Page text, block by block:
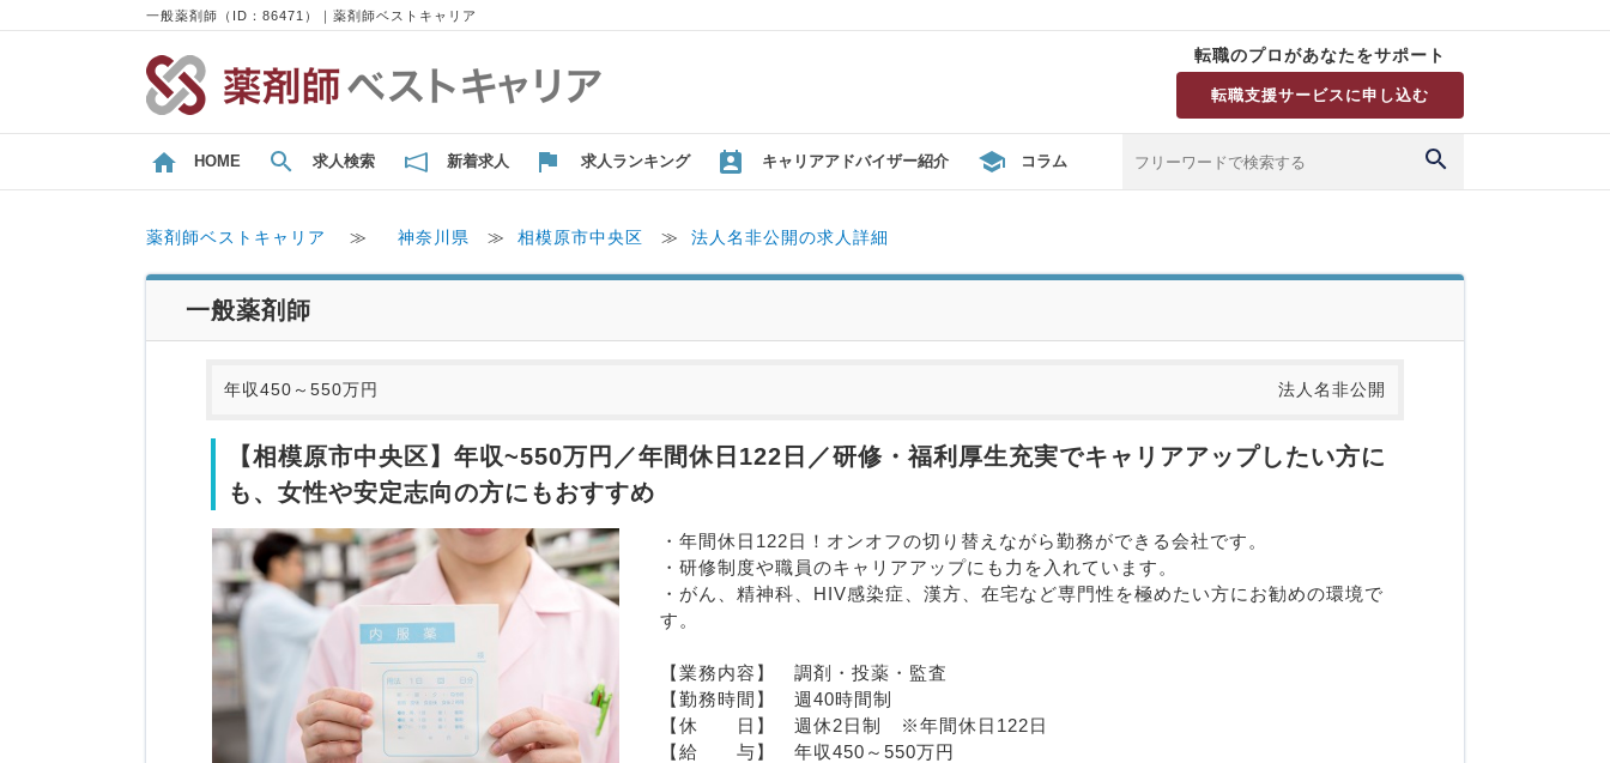
一般薬剤師（ID：86471）｜薬剤師ベストキャリア
転職のプロがあなたをサポート
転職支援サービスに申し込む
HOME 求人検索 新着求人 求人ランキング キャリアアドバイザー紹介 コラム
薬剤師ベストキャリア ≫ 神奈川県 ≫ 相模原市中央区 ≫ 法人名非公開の求人詳細
一般薬剤師
年収450～550万円 法人名非公開
【相模原市中央区】年収~550万円／年間休日122日／研修・福利厚生充実でキャリアアップしたい方に
も、女性や安定志向の方にもおすすめ
・年間休日122日！オンオフの切り替えながら勤務ができる会社です。
・研修制度や職員のキャリアアップにも力を入れています。
・がん、精神科、HIV感染症、漢方、在宅など専門性を極めたい方にお勧めの環境で
す。
【業務内容】　調剤・投薬・監査
【勤務時間】　週40時間制
【休　　日】　週休2日制　※年間休日122日
【給　　与】　年収450～550万円